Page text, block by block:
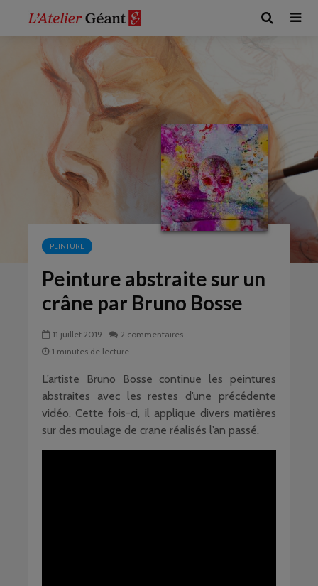
PEINTURE
Peinture abstraite sur un
crâne par Bruno Bosse
11 juillet 2019
2 commentaires
1 minutes de lecture
L’artiste Bruno Bosse continue les peintures
abstraites avec les restes d’une précédente
vidéo. Cette fois-ci, il applique divers matières
sur des moulage de crane réalisés l’an passé.